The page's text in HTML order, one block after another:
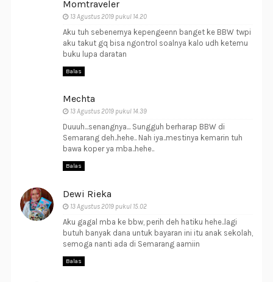
Momtraveler
13 Agustus 2019 pukul 14.20
Aku tuh sebenernya kepengeenn banget ke BBW twpi
aku takut gq bisa ngontrol soalnya kalo udh ketemu
buku lupa daratan
Balas
Mechta
13 Agustus 2019 pukul 14.39
Duuuh...senangnya... Sungguh berharap BBW di
Semarang deh..hehe.. Nah iya..mestinya kemarin tuh
bawa koper ya mba..hehe..
Balas
Dewi Rieka
13 Agustus 2019 pukul 15.02
Aku gagal mba ke bbw, perih deh hatiku hehe..lagi
butuh banyak dana untuk bayaran ini itu anak sekolah,
semoga nanti ada di Semarang aamiin
Balas